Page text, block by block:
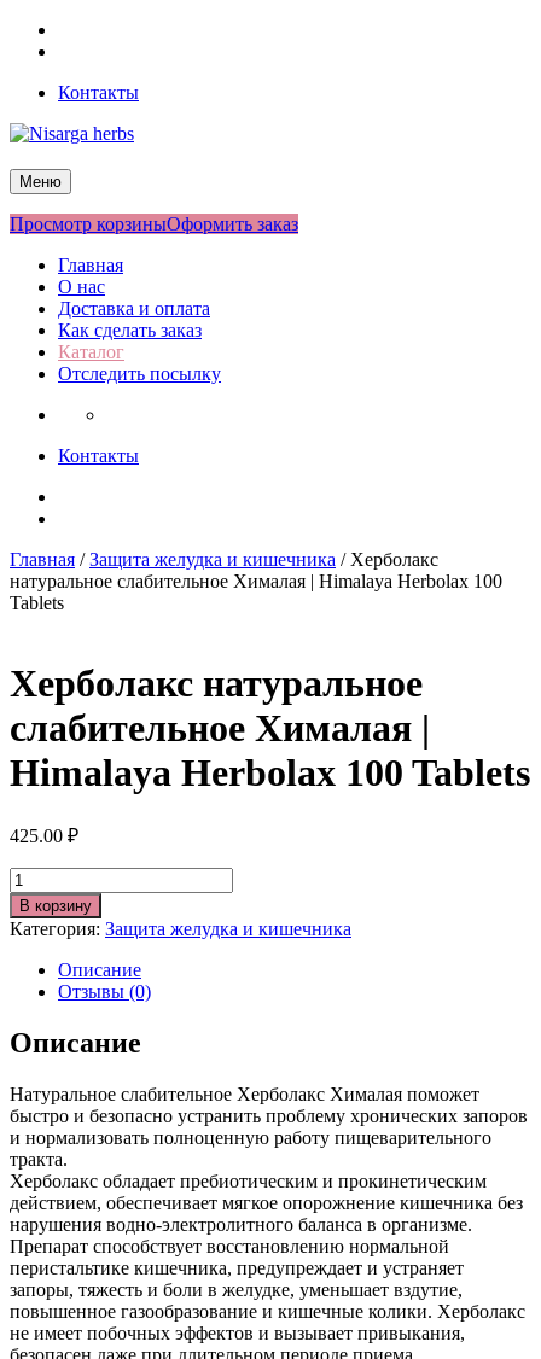
Перейти
Контакты
Nisarga herbs
Меню
Просмотр корзиныОформить заказ
Главная
О нас
Доставка и оплата
Как сделать заказ
Каталог
Отследить посылку
Контакты
Главная /Защита желудка и кишечника / Херболакс
натуральное слабительное Хималая | Himalaya Herbolax 100
Tablets
Херболакс натуральное
слабительное Хималая |
Himalaya Herbolax 100 Tablets
425.00 ₽
Количество
В корзину
Категория: Защита желудка и кишечника
Описание
Отзывы (0)
Описание
Натуральное слабительное Херболакс Хималая поможет
быстро и безопасно устранить проблему хронических запоров
и нормализовать полноценную работу пищеварительного
тракта.
Херболакс обладает пребиотическим и прокинетическим
действием, обеспечивает мягкое опорожнение кишечника без
нарушения водно-электролитного баланса в организме.
Препарат способствует восстановлению нормальной
перистальтике кишечника, предупреждает и устраняет
запоры, тяжесть и боли в желудке, уменьшает вздутие,
повышенное газообразование и кишечные колики. Херболакс
не имеет побочных эффектов и вызывает привыкания,
безопасен даже при длительном периоде приема.